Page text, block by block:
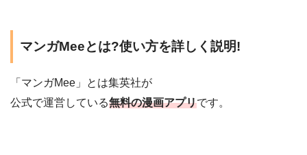
マンガMeeとは?使い方を詳しく説明!
「マンガMee」とは集英社が
公式で運営している無料の漫画アプリです。